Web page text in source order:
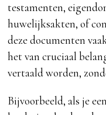
testamenten,
huwelijksakten, of
deze documenten
het van cruciaal
vertaald worden,
Bijvoorbeeld, als je